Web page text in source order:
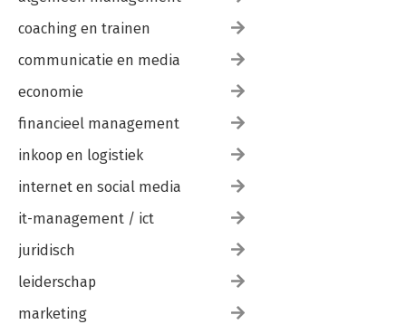
coaching en trainen
communicatie en media
economie
financieel management
inkoop en logistiek
internet en social media
it-management / ict
juridisch
leiderschap
marketing